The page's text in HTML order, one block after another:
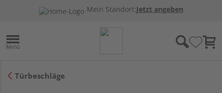
Mein Standort:Jetzt angeben
Türbeschläge